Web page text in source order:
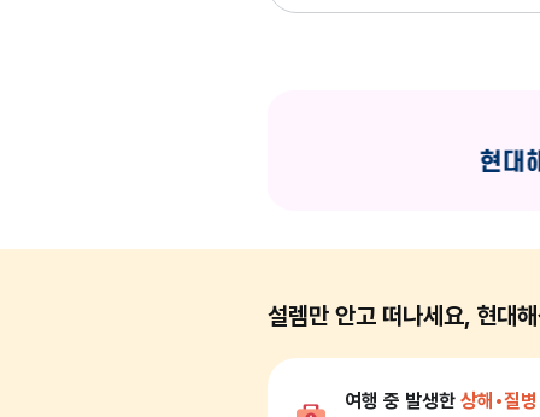
설렘만 안고 떠나세요, 현대
여행 중 발생한 상해•질